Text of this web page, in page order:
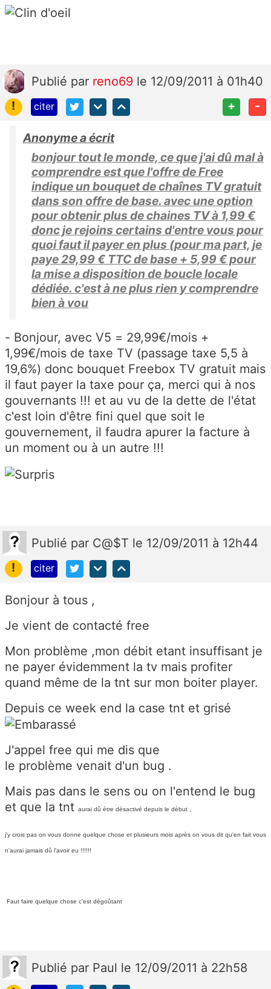
Publié par reno69 le 12/09/2011 à 01h40
!
citer + -
Anonyme a écrit
bonjour tout le monde, ce que j'ai dû mal à
comprendre est que l'offre de Free
indique un bouquet de chaînes TV gratuit
dans son offre de base. avec une option
pour obtenir plus de chaines TV à 1,99 €
donc je rejoins certains d'entre vous pour
quoi faut il payer en plus (pour ma part, je
paye 29,99 € TTC de base + 5,99 € pour
la mise a disposition de boucle locale
dédiée. c'est à ne plus rien y comprendre
bien à vou
- Bonjour, avec V5 = 29,99€/mois +
1,99€/mois de taxe TV (passage taxe 5,5 à
19,6%) donc bouquet Freebox TV gratuit mais
il faut payer la taxe pour ça, merci qui à nos
gouvernants !!! et au vu de la dette de l'état
c'est loin d'être fini quel que soit le
gouvernement, il faudra apurer la facture à
un moment ou à un autre !!!
Publié par C@$T le 12/09/2011 à 12h44
!
citer
Bonjour à tous ,
Je vient de contacté free
Mon problème ,mon débit etant insuffisant je
ne payer évidemment la tv mais profiter
quand même de la tnt sur mon boiter player.
Depuis ce week end la case tnt et grisé
J'appel free qui me dis que
le problème venait d'un bug .
Mais pas dans le sens ou on l'entend le bug
et que la tnt aurai dû étre désactivé depuis le début ,
j'y crois pas on vous donne quelque chose et plusieurs mois après on vous dit qu'en fait vous
n'aurai jamais dû l'avoir eu !!!!!!
Faut faire quelque chose c'est dégoûtant
Publié par Paul le 12/09/2011 à 22h58